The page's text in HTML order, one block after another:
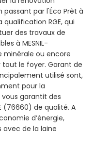
par l'Éco Prêt à
RGE, qui
des travaux de
à MESNIL-
minérale ou encore
le foyer. Garant de
utilisé sont,
pour la
garantit des
(76660) de qualité. A
d’énergie,
de la laine